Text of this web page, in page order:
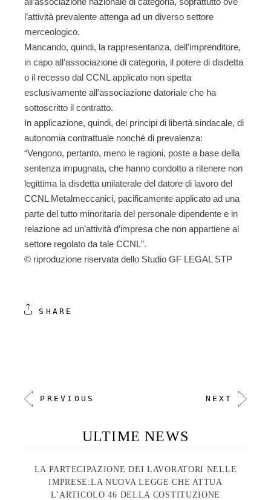
l’attività prevalente attenga ad un diverso settore
merceologico.
Mancando, quindi, la rappresentanza, dell’imprenditore,
in capo all’associazione di categoria, il potere di disdetta
o il recesso dal CCNL applicato non spetta
esclusivamente all’associazione datoriale che ha
sottoscritto il contratto.
In applicazione, quindi, dei principi di libertà sindacale, di
autonomia contrattuale nonché di prevalenza:
“Vengono, pertanto, meno le ragioni, poste a base della
sentenza impugnata, che hanno condotto a ritenere non
legittima la disdetta unilaterale del datore di lavoro del
CCNL Metalmeccanici, pacificamente applicato ad una
parte del tutto minoritaria del personale dipendente e in
relazione ad un’attività d’impresa che non appartiene al
settore regolato da tale CCNL”.
© riproduzione riservata dello Studio GF LEGAL STP
SHARE
PREVIOUS NEXT
ULTIME NEWS
LA PARTECIPAZIONE DEI LAVORATORI NELLE
IMPRESE:LA NUOVA LEGGE CHE ATTUA
L’ARTICOLO 46 DELLA COSTITUZIONE